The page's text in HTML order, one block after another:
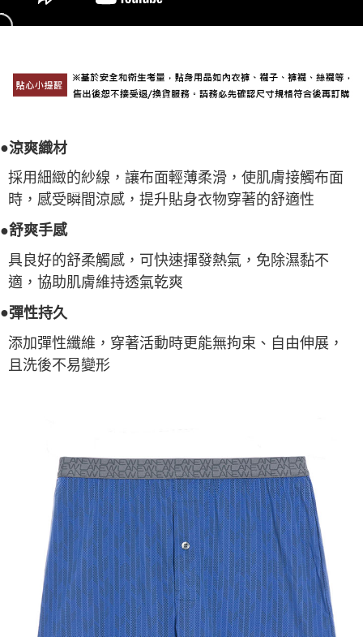
●涼爽織材
採用細緻的紗線，讓布面輕薄柔滑，使肌膚接觸布面
時，感受瞬間涼感，提升貼身衣物穿著的舒適性
●舒爽手感
具良好的舒柔觸感，可快速揮發熱氣，免除濕黏不
適，協助肌膚維持透氣乾爽
●彈性持久
添加彈性纖維，穿著活動時更能無拘束、自由伸展，
且洗後不易變形